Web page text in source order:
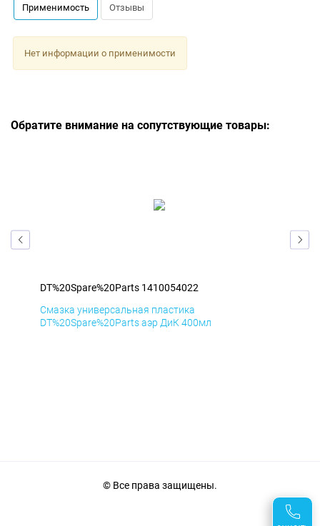
Применимость Отзывы
Нет информации о применимости
Обратите внимание на сопутствующие товары:
DT%20Spare%20Parts 1410054022
Смазка универсальная пластика
DT%20Spare%20Parts аэр ДиК 400мл
© Все права защищены.